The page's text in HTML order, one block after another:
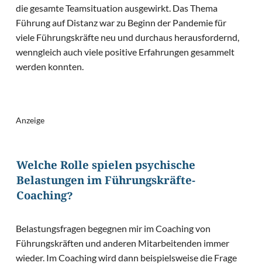
die gesamte Teamsituation ausgewirkt. Das Thema
Führung auf Distanz war zu Beginn der Pandemie für
viele Führungskräfte neu und durchaus herausfordernd,
wenngleich auch viele positive Erfahrungen gesammelt
werden konnten.
Anzeige
Welche Rolle spielen psychische
Belastungen im Führungskräfte-
Coaching?
Belastungsfragen begegnen mir im Coaching von
Führungskräften und anderen Mitarbeitenden immer
wieder. Im Coaching wird dann beispielsweise die Frage